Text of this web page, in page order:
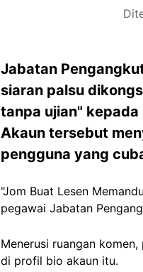
Jabatan
siaran palsu
tanpa ujian"
Akaun tersebut
pengguna yang
"Jom Buat Lesen
pegawai Jabatan
Menerusi ruangan
di profil bio akaun itu.